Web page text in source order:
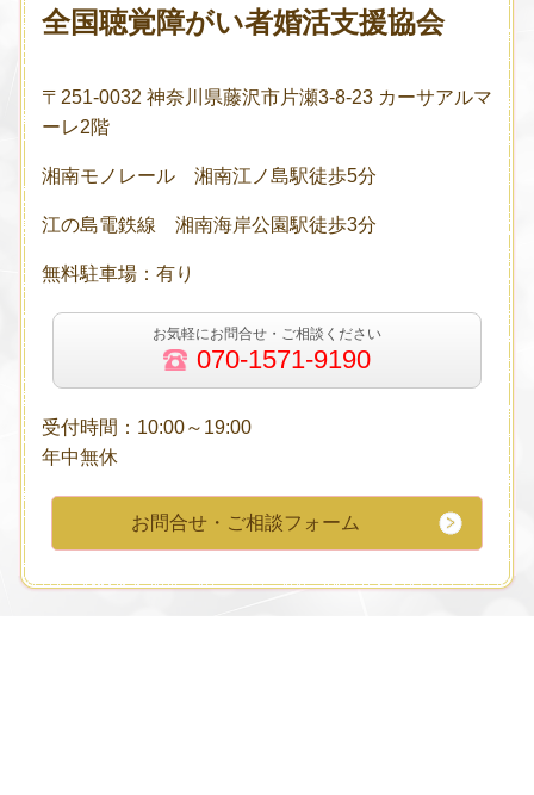
全国聴覚障がい者婚活支援協会
〒251-0032 神奈川県藤沢市片瀬3-8-23 カーサアルマ
ーレ2階
湘南モノレール 湘南江ノ島駅徒歩5分
江の島電鉄線 湘南海岸公園駅徒歩3分
無料駐車場：有り
お気軽にお問合せ・ご相談ください
070-1571-9190
受付時間：10:00～19:00
年中無休
お問合せ・ご相談フォーム